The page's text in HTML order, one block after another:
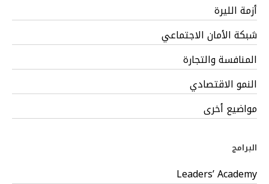
أزمة الليرة
شبكة الأمان الاجتماعي
المنافسة والتجارة
النمو الاقتصادي
مواضيع أخرى
البرامج
Leaders’ Academy